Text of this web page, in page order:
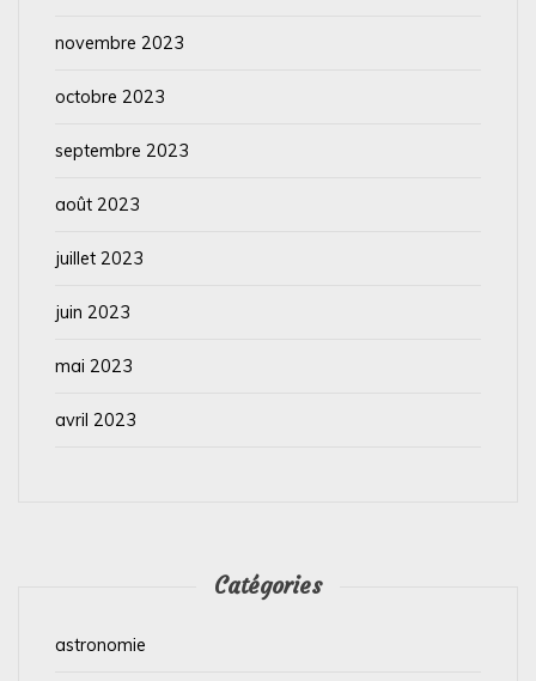
novembre 2023
octobre 2023
septembre 2023
août 2023
juillet 2023
juin 2023
mai 2023
avril 2023
Catégories
astronomie